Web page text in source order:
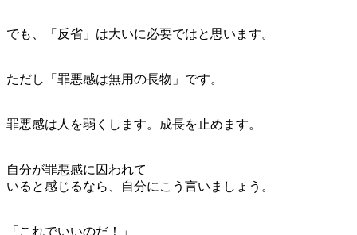
でも、「反省」は大いに必要ではと思います。
ただし「罪悪感は無用の長物」です。
罪悪感は人を弱くします。成長を止めます。
自分が罪悪感に囚われて
いると感じるなら、自分にこう言いましょう。
「これでいいのだ！」